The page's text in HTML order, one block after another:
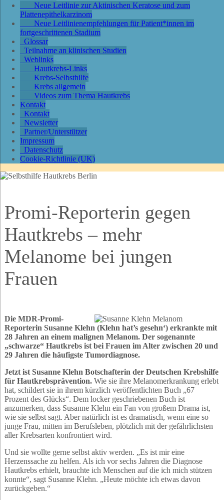
Neue Leitlinie zur Aktinischen Keratose und zum
Plattenepithelkarzinom
Neue Leitlinienempfehlungen für Patient*innen im
fortgeschrittenen Stadium
Glossar
Teilnahme an klinischen Studien
Weblinks
Hautkrebs-Links
Krebs-Selbsthilfe
Krebs allgemein
Videos zum Thema Hautkrebs
Kontakt
Kontakt
Newsletter
Partner/Unterstützer
Impressum
Datenschutz
Cookie-Richtlinie (UK)
Promi-Reporterin gegen
Hautkrebs – mehr
Melanome bei jungen
Frauen
Die MDR-Promi-
Reporterin Susanne Klehn (Klehn hat’s gesehn‘) erkrankte mit
28 Jahren an einem malignen Melanom. Der sogenannte
„schwarze“ Hautkrebs ist bei Frauen im Alter zwischen 20 und
29 Jahren die häufigste Tumordiagnose.
Jetzt ist Susanne Klehn Botschafterin der Deutschen Krebshilfe
für Hautkrebsprävention.Wie sie ihre Melanomerkrankung erlebt
hat, schildert sie in ihrem kürzlich veröffentlichten Buch „67
Prozent des Glücks“. Dem locker geschriebenen Buch ist
anzumerken, dass Susanne Klehn ein Fan von großem Drama ist,
wie sie selbst sagt. Aber natürlich ist es dramatisch, wenn eine so
junge Frau, mitten im Berufsleben, plötzlich mit der gefährlichsten
aller Krebsarten konfrontiert wird.
Und sie wollte gerne selbst aktiv werden. „Es ist mir eine
Herzenssache zu helfen. Als ich vor sechs Jahren die Diagnose
Hautkrebs erhielt, brauchte ich Menschen auf die ich mich stützen
konnte“, sagt Susanne Klehn. „Heute möchte ich etwas davon
zurückgeben.“